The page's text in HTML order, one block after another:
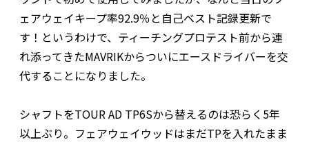
ェアウェイキープ率92.9％と自己ベスト記録更新で
す！というわけで、ティーチングプロテスト前から連
れ添ってきたMAVRIKからついにエースドライバーを交
代することになりました。
シャフトをTOUR AD TP6Sから替えるのは恐らく5年
以上ぶり。フェアウェイウッドはまだTPを入れたまま